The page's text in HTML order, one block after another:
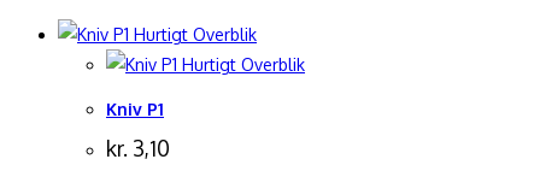
Hurtigt Overblik
Hurtigt Overblik
Kniv P1
kr. 3,10